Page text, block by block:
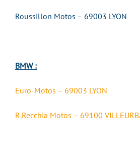
Roussillon Motos – 69003 LYON
BMW :
Euro-Motos – 69003 LYON
R.Recchia Motos – 69100